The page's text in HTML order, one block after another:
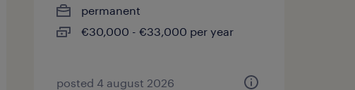
permanent
€30,000 - €33,000 per year
posted 4 august 2026